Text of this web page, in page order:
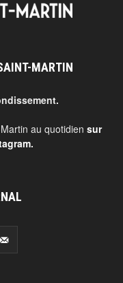
MARTIN
au quotidien sur
.